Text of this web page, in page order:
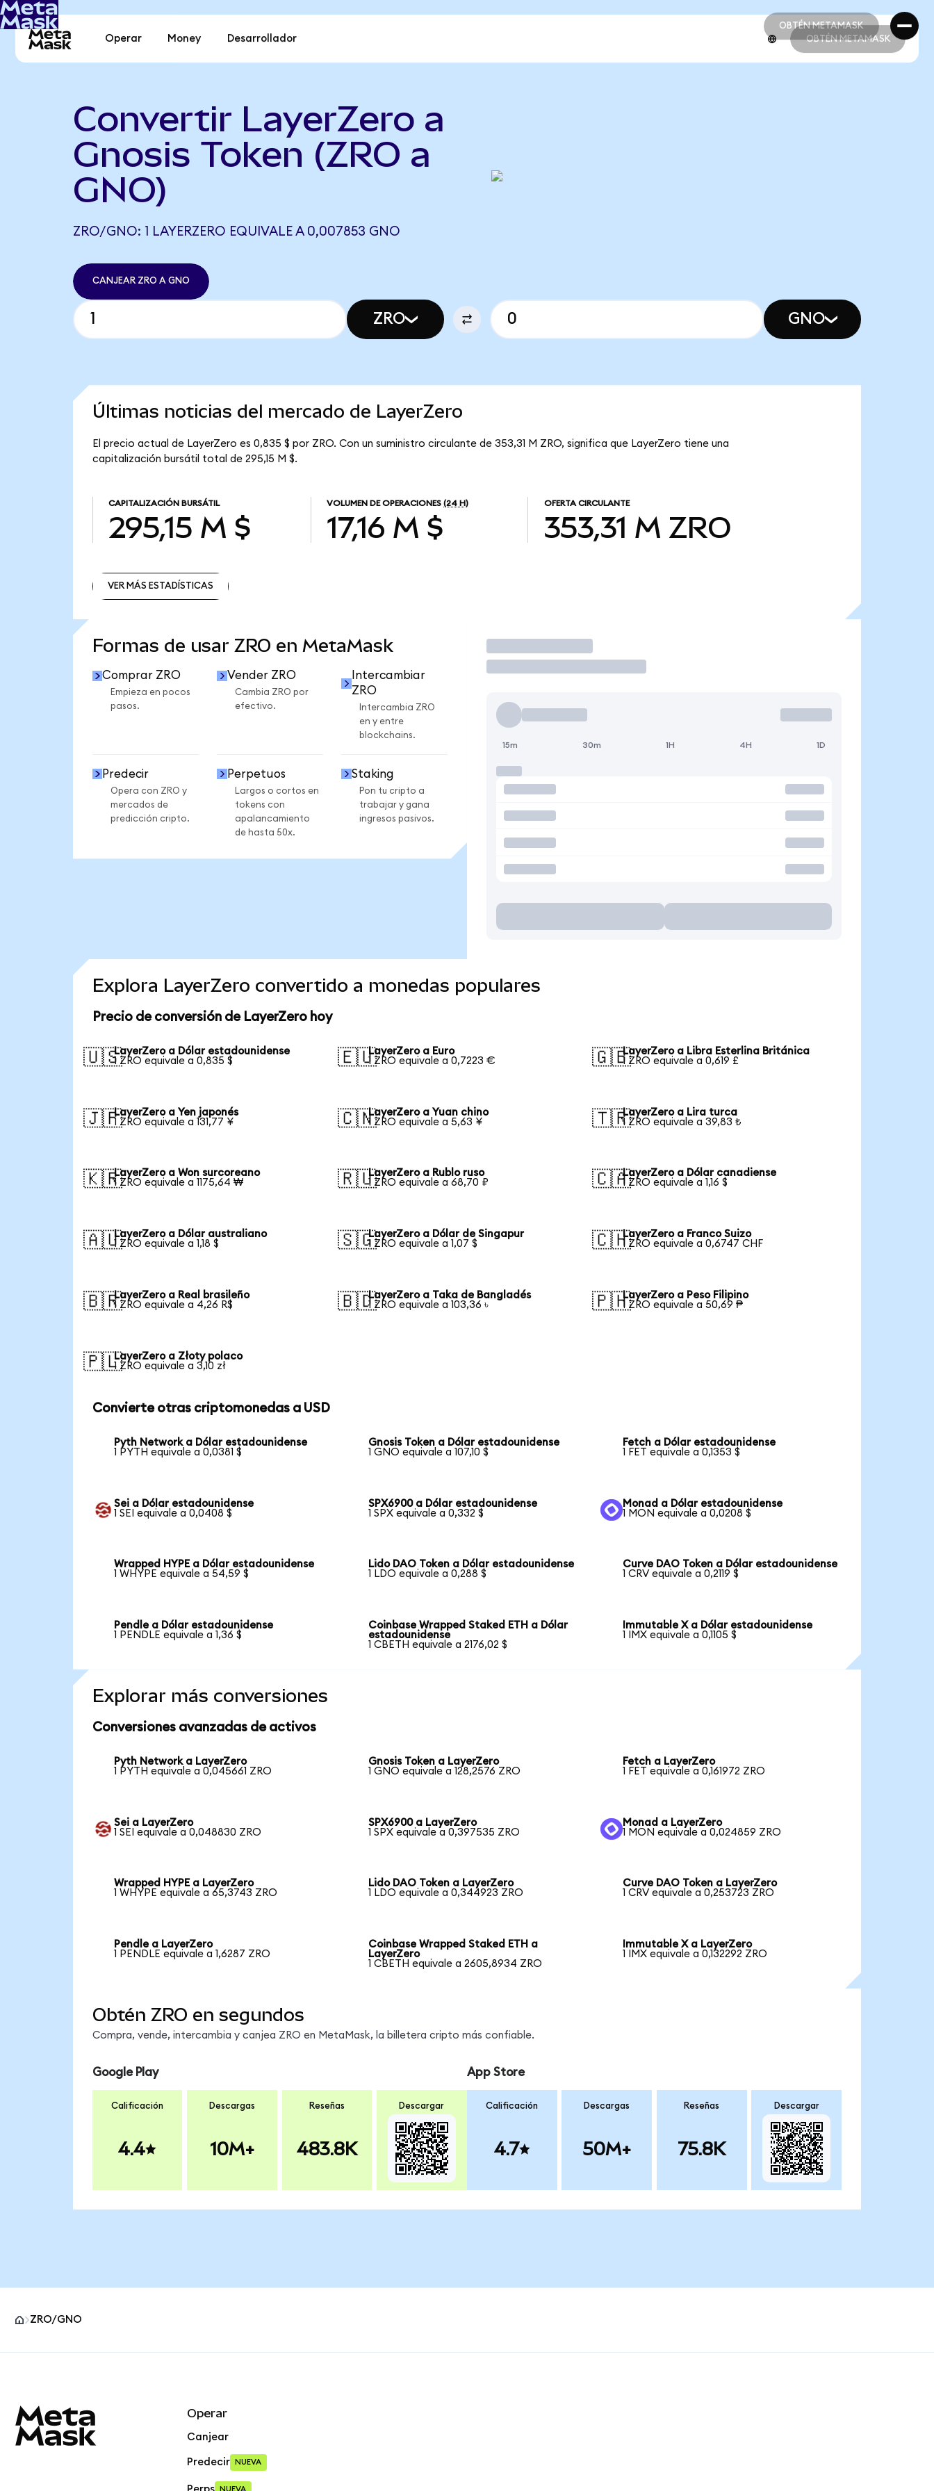
OBTÉN METAMASK
OBTÉN METAMASK
Operar Money Desarrollador OBTÉN METAMASK
Convertir LayerZero a
Gnosis Token (ZRO a
GNO)
ZRO/GNO: 1 LAYERZERO EQUIVALE A 0,007853 GNO
CANJEAR ZRO A GNO
ZRO GNO
Últimas noticias del mercado de LayerZero
El precio actual de LayerZero es 0,835 $ por ZRO. Con un suministro circulante de 353,31 M ZRO, significa que LayerZero tiene una
capitalización bursátil total de 295,15 M $.
CAPITALIZACIÓN BURSÁTIL
295,15 M $
VOLUMEN DE OPERACIONES (24 H)
17,16 M $
OFERTA CIRCULANTE
353,31 M ZRO
VER MÁS ESTADÍSTICAS
Formas de usar ZRO en MetaMask
Comprar ZRO
Empieza en pocos
pasos.
Vender ZRO
Cambia ZRO por
efectivo.
Intercambiar
ZRO
Intercambia ZRO
en y entre
blockchains.
Predecir
Opera con ZRO y
mercados de
predicción cripto.
Perpetuos
Largos o cortos en
tokens con
apalancamiento
de hasta 50x.
Staking
Pon tu cripto a
trabajar y gana
ingresos pasivos.
Operar
15m 30m 1H 4H 1D
Explora LayerZero convertido a monedas populares
Precio de conversión de LayerZero hoy
🇺🇸LayerZero a Dólar estadounidense
1 ZRO equivale a 0,835 $
🇪🇺LayerZero a Euro
1 ZRO equivale a 0,7223 €
🇬🇧LayerZero a Libra Esterlina Británica
1 ZRO equivale a 0,619 £
🇯🇵LayerZero a Yen japonés
1 ZRO equivale a 131,77 ¥
🇨🇳LayerZero a Yuan chino
1 ZRO equivale a 5,63 ¥
🇹🇷LayerZero a Lira turca
1 ZRO equivale a 39,83 ₺
🇰🇷LayerZero a Won surcoreano
1 ZRO equivale a 1175,64 ₩
🇷🇺LayerZero a Rublo ruso
1 ZRO equivale a 68,70 ₽
🇨🇦LayerZero a Dólar canadiense
1 ZRO equivale a 1,16 $
🇦🇺LayerZero a Dólar australiano
1 ZRO equivale a 1,18 $
🇸🇬LayerZero a Dólar de Singapur
1 ZRO equivale a 1,07 $
🇨🇭LayerZero a Franco Suizo
1 ZRO equivale a 0,6747 CHF
🇧🇷LayerZero a Real brasileño
1 ZRO equivale a 4,26 R$
🇧🇩LayerZero a Taka de Bangladés
1 ZRO equivale a 103,36 ৳
🇵🇭LayerZero a Peso Filipino
1 ZRO equivale a 50,69 ₱
🇵🇱LayerZero a Złoty polaco
1 ZRO equivale a 3,10 zł
Convierte otras criptomonedas a USD
Pyth Network a Dólar estadounidense
1 PYTH equivale a 0,0381 $
Gnosis Token a Dólar estadounidense
1 GNO equivale a 107,10 $
Fetch a Dólar estadounidense
1 FET equivale a 0,1353 $
Sei a Dólar estadounidense
1 SEI equivale a 0,0408 $
SPX6900 a Dólar estadounidense
1 SPX equivale a 0,332 $
Monad a Dólar estadounidense
1 MON equivale a 0,0208 $
Wrapped HYPE a Dólar estadounidense
1 WHYPE equivale a 54,59 $
Lido DAO Token a Dólar estadounidense
1 LDO equivale a 0,288 $
Curve DAO Token a Dólar estadounidense
1 CRV equivale a 0,2119 $
Pendle a Dólar estadounidense
1 PENDLE equivale a 1,36 $
Coinbase Wrapped Staked ETH a Dólar
estadounidense
1 CBETH equivale a 2176,02 $
Immutable X a Dólar estadounidense
1 IMX equivale a 0,1105 $
Explorar más conversiones
Conversiones avanzadas de activos
Pyth Network a LayerZero
1 PYTH equivale a 0,045661 ZRO
Gnosis Token a LayerZero
1 GNO equivale a 128,2576 ZRO
Fetch a LayerZero
1 FET equivale a 0,161972 ZRO
Sei a LayerZero
1 SEI equivale a 0,048830 ZRO
SPX6900 a LayerZero
1 SPX equivale a 0,397535 ZRO
Monad a LayerZero
1 MON equivale a 0,024859 ZRO
Wrapped HYPE a LayerZero
1 WHYPE equivale a 65,3743 ZRO
Lido DAO Token a LayerZero
1 LDO equivale a 0,344923 ZRO
Curve DAO Token a LayerZero
1 CRV equivale a 0,253723 ZRO
Pendle a LayerZero
1 PENDLE equivale a 1,6287 ZRO
Coinbase Wrapped Staked ETH a
LayerZero
1 CBETH equivale a 2605,8934 ZRO
Immutable X a LayerZero
1 IMX equivale a 0,132292 ZRO
Obtén ZRO en segundos
Compra, vende, intercambia y canjea ZRO en MetaMask, la billetera cripto más confiable.
Google Play
Calificación
4.4
Descargas
10M+
Reseñas
483.8K
Descargar
App Store
Calificación
4.7
Descargas
50M+
Reseñas
75.8K
Descargar
ZRO/GNO
Operar
Canjear
Predecir NUEVA
NUEVA